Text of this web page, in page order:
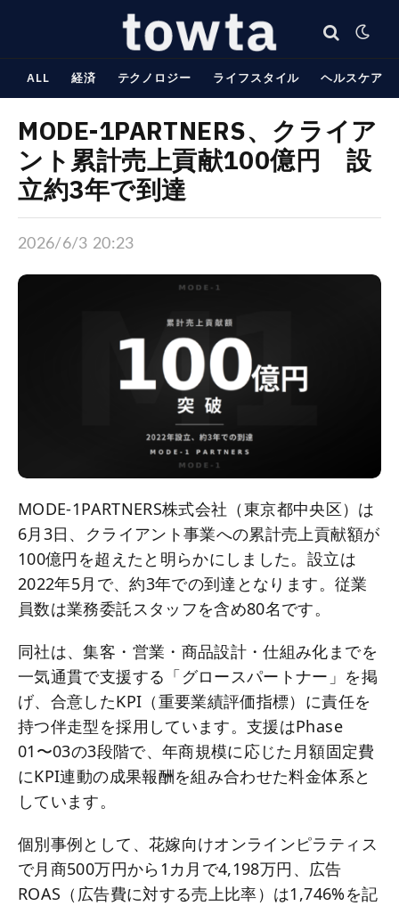
ALL 経済 テクノロジー ライフスタイル ヘルスケア
MODE-1PARTNERS、クライア
ント累計売上貢献100億円 設
立約3年で到達
2026/6/3 20:23
MODE-1PARTNERS株式会社（東京都中央区）は
6月3日、クライアント事業への累計売上貢献額が
100億円を超えたと明らかにしました。設立は
2022年5月で、約3年での到達となります。従業
員数は業務委託スタッフを含め80名です。
同社は、集客・営業・商品設計・仕組み化までを
一気通貫で支援する「グロースパートナー」を掲
げ、合意したKPI（重要業績評価指標）に責任を
持つ伴走型を採用しています。支援はPhase
01〜03の3段階で、年商規模に応じた月額固定費
にKPI連動の成果報酬を組み合わせた料金体系と
しています。
個別事例として、花嫁向けオンラインピラティス
で月商500万円から1カ月で4,198万円、広告
ROAS（広告費に対する売上比率）は1,746%を記